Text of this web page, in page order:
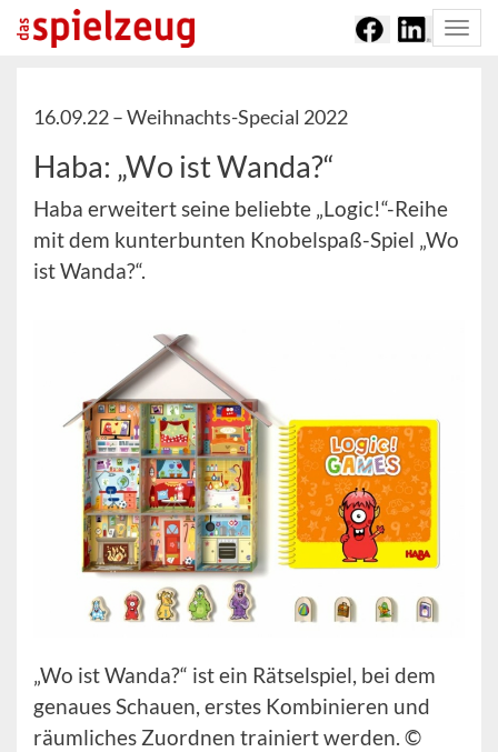
16.09.22 –Weihnachts-Special 2022
Haba: „Wo ist Wanda?“
Haba erweitert seine beliebte „Logic!“-Reihe
mit dem kunterbunten Knobelspaß-Spiel „Wo
ist Wanda?“.
„Wo ist Wanda?“ ist ein Rätselspiel, bei dem
genaues Schauen, erstes Kombinieren und
räumliches Zuordnen trainiert werden. ©